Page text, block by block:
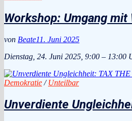
Workshop: Umgang
von Beate11. Juni 2025
Dienstag, 24. Juni 2025, 9:00 – 13:00
Demokratie /Unteilbar
Unverdiente